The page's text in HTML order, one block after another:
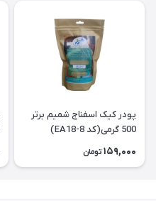
پودر کیک اسفناج شمیم برتر
500 گرمی(کد EA18-8)
159,000 تومان